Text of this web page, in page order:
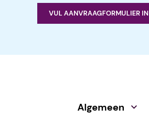
VUL AANVRAAGFORMULIER IN
Algemeen